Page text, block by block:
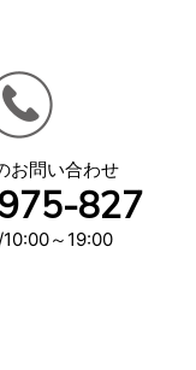
お問い合わせ
827
～19:00